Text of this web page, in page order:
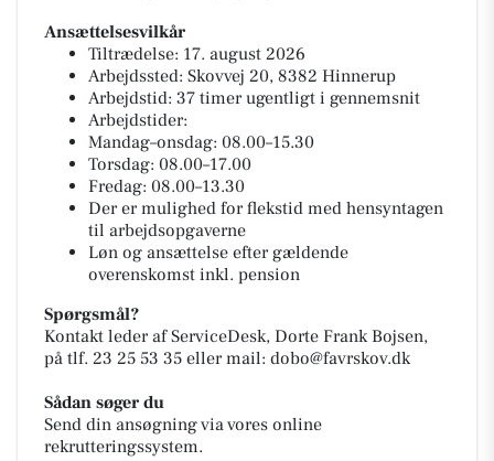
Ansættelsesvilkår
Tiltrædelse: 17. august 2026
Arbejdssted: Skovvej 20, 8382 Hinnerup
Arbejdstid: 37 timer ugentligt i gennemsnit
Arbejdstider:
Mandag–onsdag: 08.00–15.30
Torsdag: 08.00–17.00
Fredag: 08.00–13.30
Der er mulighed for flekstid med hensyntagen
til arbejdsopgaverne
Løn og ansættelse efter gældende
overenskomst inkl. pension
Spørgsmål?
Kontakt leder af ServiceDesk, Dorte Frank Bojsen,
på tlf. 23 25 53 35 eller mail: dobo@favrskov.dk
Sådan søger du
Send din ansøgning via vores online
rekrutteringssystem.